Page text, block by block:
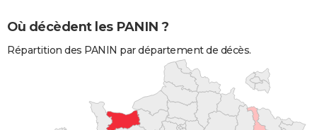
Où décèdent les PANIN ?
Répartition des PANIN par département de décès.